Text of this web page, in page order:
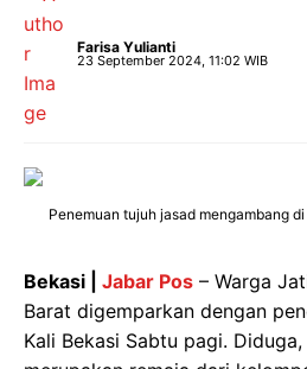
Farisa Yulianti
23 September 2024, 11:02 WIB
Penemuan tujuh jasad mengambang
Bekasi | Jabar Pos – Warga
Barat digemparkan dengan
Kali Bekasi Sabtu pagi.